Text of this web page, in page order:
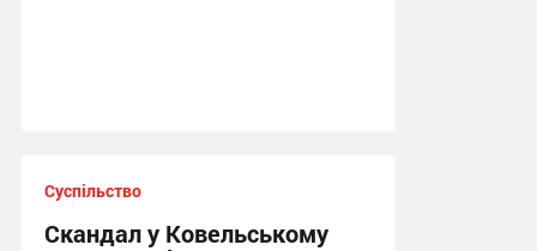
Суспільство
Скандал у Ковельському